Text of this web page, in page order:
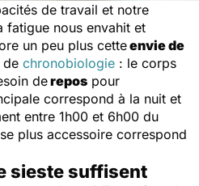
de travail et notre
fatigue nous envahit et
un peu plus cetteenvie de
de chronobiologie : le corps
derepos pour
correspond à la nuit et
entre 1h00 et 6h00 du
plus accessoire correspond
sieste suffisent